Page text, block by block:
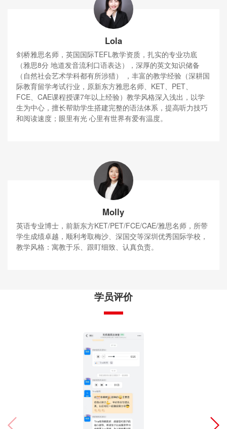
Lola
剑桥雅思名师，英国国际TEFL教学资质，扎实的专业功底
（雅思8分 地道发音流利口语表达），深厚的英文知识储备
（自然社会艺术学科都有所涉猎） ，丰富的教学经验（深耕国
际教育留学考试行业，原新东方雅思名师、KET、PET、
FCE、CAE课程授课7年以上经验）教学风格深入浅出，以学
生为中心，擅长帮助学生搭建完整的语法体系，提高听力技巧
和阅读速度；眼里有光 心里有世界有爱有温度。
Molly
英语专业博士，前新东方KET/PET/FCE/CAE/雅思名师，所带
学生成绩卓越，顺利考取梅沙、深国交等深圳优秀国际学校，
教学风格：寓教于乐、跟盯细致、认真负责。
学员评价